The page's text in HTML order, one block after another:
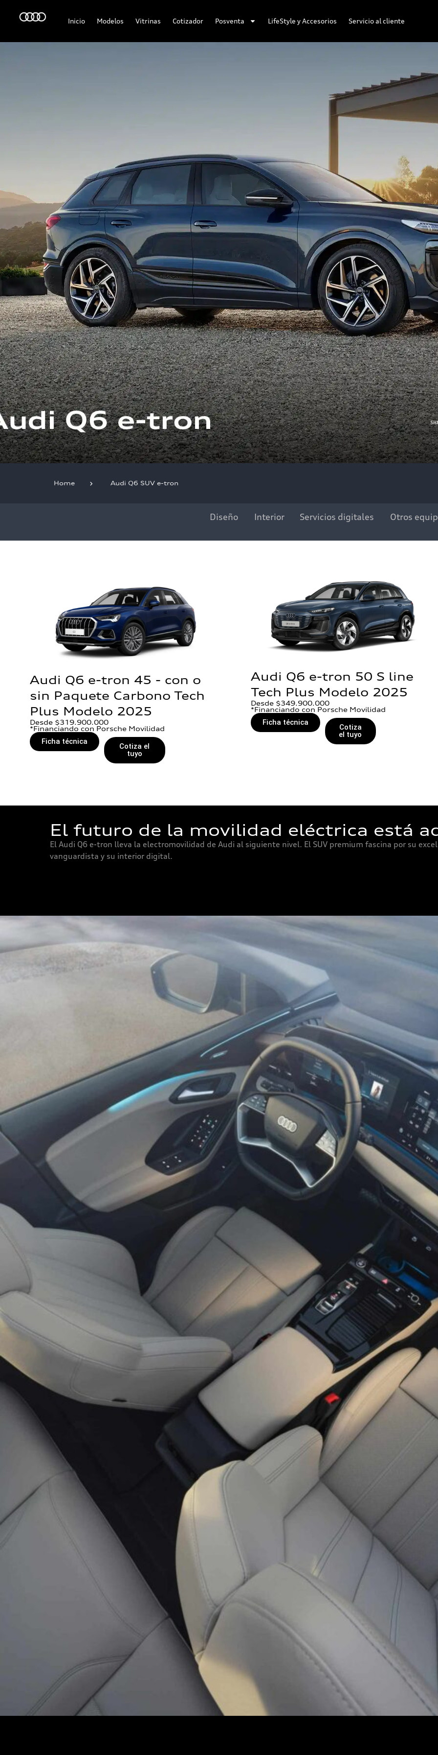
Inicio Modelos Vitrinas Cotizador Posventa LifeStyle y Accesorios Servicio al cliente
Home Audi Q6 SUV e-tron
Diseño Interior Servicios digitales Otros
Audi Q6 e-tron 45 - con o
sin Paquete Carbono Tech
Plus Modelo 2025
Desde $319.900.000
*Financiando con Porsche Movilidad
Ficha técnica
Cotiza el
tuyo
Audi Q6 e-tron 50 S line
Tech Plus Modelo 2025
Desde $349.900.000
*Financiando con Porsche Movilidad
Ficha técnica
Cotiza
el tuyo
El futuro de la movilidad eléctrica está
El Audi Q6 e-tron lleva la electromovilidad de Audi al siguiente nivel. El SUV premium fascina por su
vanguardista y su interior digital.